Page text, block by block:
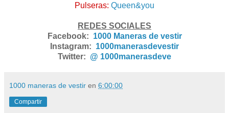
Pulseras: Queen&you
REDES SOCIALES
Facebook: 1000 Maneras de vestir
Instagram: 1000manerasdevestir
Twitter: @ 1000manerasdeve
1000 maneras de vestir en 6:00:00
Compartir